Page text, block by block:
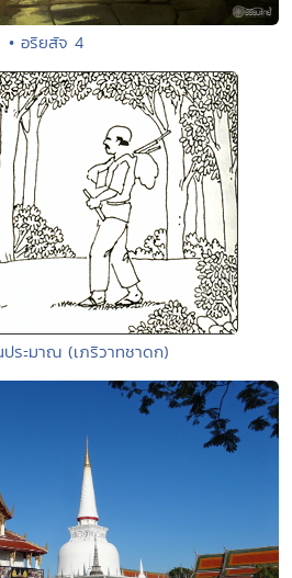
• อริยสัจ 4
ประมาณ (เภริวาทชาดก)